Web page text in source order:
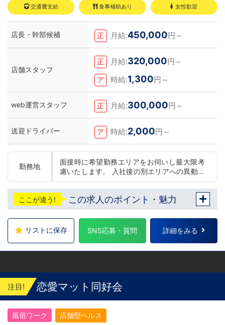
交通費支給 食事補助あり 女性歓迎
店長・幹部候補 正 月給:450,000円～
店舗スタッフ
正 月給:320,000円～
ア 時給:1,300円～
web運営スタッフ 正 月給:300,000円～
送迎ドライバー ア 時給:2,000円～
勤務地
面接時に希望勤務エリアをお伺いし最大限考
慮いたします。 入社後の別エリアへの異動の
可否の選択可能です。(変更は随時可能です)
東京 五反田：五反田駅から徒歩2分 池袋：池
袋駅西口から徒歩2分 吉原：三ノ輪駅から徒
歩8分 神奈川 横浜：京急線黄金町駅から徒歩
8分 茨城 水戸：水戸駅からバス5分 北海道 札
幌：すすきの駅から徒歩5分 中国・四国 鳥
ここが違う! この求人のポイント・魅力
リストに保存 SNS応募・質問 詳細をみる
注目! 恋愛マット同好会
風俗ワーク 店舗型ヘルス